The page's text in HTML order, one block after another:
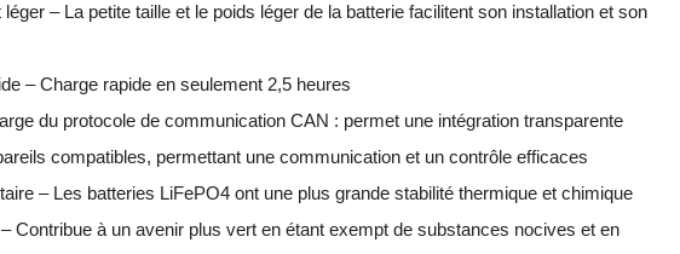
– La petite taille et le poids léger de la batterie facilitent son installation et son
– Charge rapide en seulement 2,5 heures
du protocole de communication CAN : permet une intégration transparente
compatibles, permettant une communication et un contrôle efficaces
– Les batteries LiFePO4 ont une plus grande stabilité thermique et chimique
Contribue à un avenir plus vert en étant exempt de substances nocives et en